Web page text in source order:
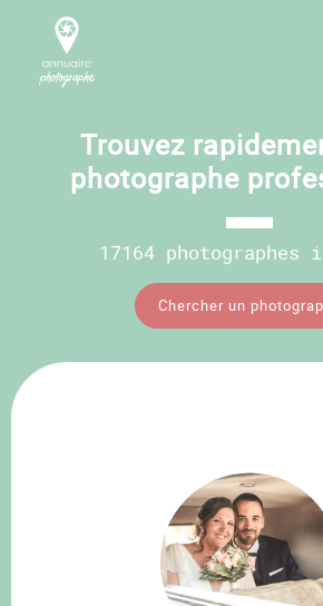
Trouvez
photographe
17164
Chercher un